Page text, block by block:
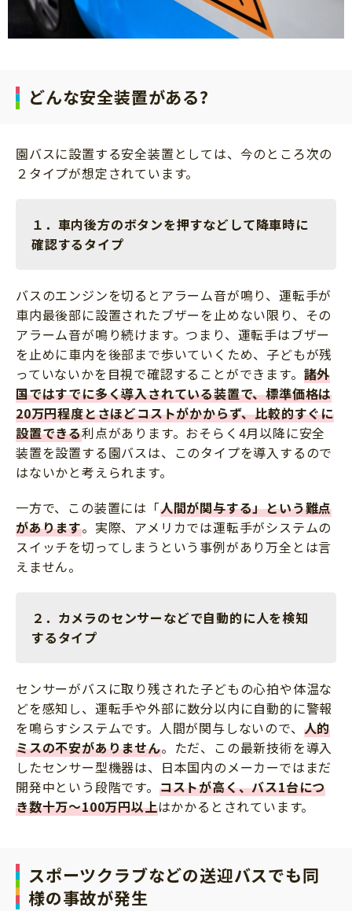
どんな安全装置がある?
園バスに設置する安全装置としては、今のところ次の
２タイプが想定されています。
１．車内後方のボタンを押すなどして降車時に
確認するタイプ
バスのエンジンを切るとアラーム音が鳴り、運転手が
車内最後部に設置されたブザーを止めない限り、その
アラーム音が鳴り続けます。つまり、運転手はブザー
を止めに車内を後部まで歩いていくため、子どもが残
っていないかを目視で確認することができます。 諸外
国ではすでに多く導入されている装置で、標準価格は
20万円程度とさほどコストがかからず、比較的すぐに
設置できる利点があります。おそらく4月以降に安全
装置を設置する園バスは、このタイプを導入するので
はないかと考えられます。
一方で、この装置には「人間が関与する」という難点
があります。実際、アメリカでは運転手がシステムの
スイッチを切ってしまうという事例があり万全とは言
えません。
２．カメラのセンサーなどで自動的に人を検知
するタイプ
センサーがバスに取り残された子どもの心拍や体温な
どを感知し、運転手や外部に数分以内に自動的に警報
を鳴らすシステムです。人間が関与しないので、 人的
ミスの不安がありません。ただ、この最新技術を導入
したセンサー型機器は、日本国内のメーカーではまだ
開発中という段階です。 コストが高く、バス1台につ
き数十万～100万円以上はかかるとされています。
スポーツクラブなどの送迎バスでも同
様の事故が発生